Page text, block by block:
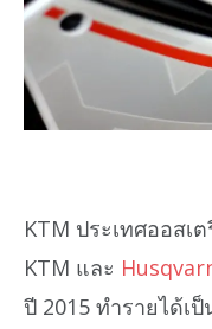
KTM ประเทศออส
KTM และ
ปี 2015 ทำรายได้เ